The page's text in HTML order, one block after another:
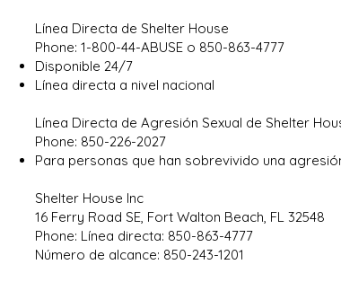
Línea Directa de Shelter House
Phone: 1-800-44-ABUSE o 850-863-4777
Disponible 24/7
Línea directa a nivel nacional
Línea Directa de Agresión Sexual de Shelter
Phone: 850-226-2027
Para personas que han sobrevivido una
Shelter House Inc
16 Ferry Road SE, Fort Walton Beach, FL 32548
Phone: Línea directa: 850-863-4777
Número de alcance: 850-243-1201